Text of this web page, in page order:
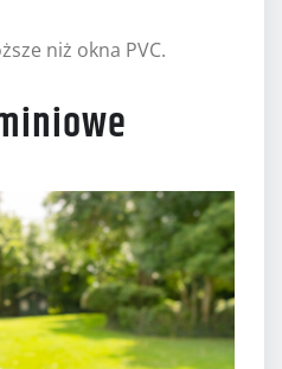
niż okna PVC.